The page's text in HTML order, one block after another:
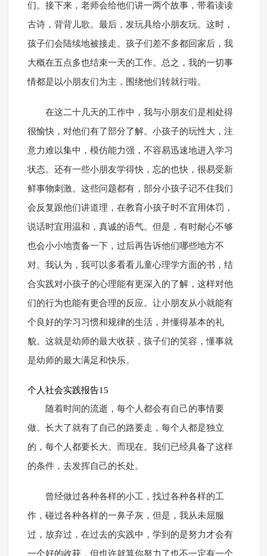
们。接下来，老师会给他们讲一两个故事，带着读读
古诗，背背儿歌。最后，发玩具给小朋友玩。这时，
孩子们会陆续地被接走。孩子们差不多都回家后，我
大概在五点多也结束一天的工作。总之，我的一切事
情都是以小朋友们为主，围绕他们转就行啦。
在这二十几天的工作中，我与小朋友们是相处得
很愉快，对他们有了部分了解。小孩子的玩性大，注
意力难以集中，模仿能力强，不容易迅速地进入学习
状态。还有一些小朋友学得快，忘的也快，很易受新
鲜事物刺激。这些问题都有，部分小孩子记不住我们
会反复跟他们讲道理，在教育小孩子时不宜用体罚，
说话时宜用温和，真诚的语气。但是，有时耐心不够
也会小小地责备一下，过后再告诉他们哪些地方不
对。我认为，我可以多看看儿童心理学方面的书，结
合实践对小孩子的心理能有更深入的了解，这样对他
们的行为也能有更合理的反应。让小朋友从小就能有
个良好的学习习惯和规律的生活，并懂得基本的礼
貌。这就是幼师的最大收获，孩子们的笑容，懂事就
是幼师的最大满足和快乐。
个人社会实践报告15
随着时间的流逝，每个人都会有自己的事情要
做。长大了就有了自己的路要走，每个人都是独立
的，每个人都要长大。而现在。我们已经具备了这样
的条件，去发挥自己的长处。
曾经做过各种各样的小工，找过各种各样的工
作，碰过各种各样的一鼻子灰，但是，我从未屈服
过，放弃过，在过去的实践中，学到的是努力才会有
一个好的收获，但也许就算你努力了也不一定有一个